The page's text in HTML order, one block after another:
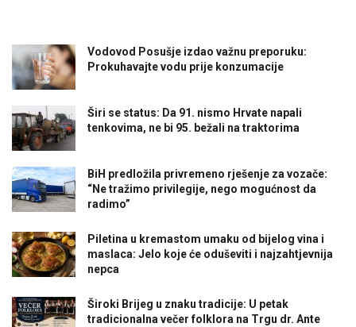
Vodovod Posušje izdao važnu preporuku:
Prokuhavajte vodu prije konzumacije
Širi se status: Da 91. nismo Hrvate napali
tenkovima, ne bi 95. bežali na traktorima
BiH predložila privremeno rješenje za vozače:
“Ne tražimo privilegije, nego mogućnost da
radimo”
Piletina u kremastom umaku od bijelog vina i
maslaca: Jelo koje će oduševiti i najzahtjevnija
nepca
Široki Brijeg u znaku tradicije: U petak
tradicionalna večer folklora na Trgu dr. Ante